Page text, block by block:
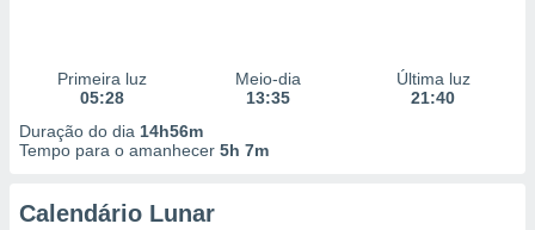
Primeira luz
05:28
Meio-dia
13:35
Última luz
21:40
Duração do dia 14h56m
Tempo para o amanhecer 5h 7m
Calendário Lunar